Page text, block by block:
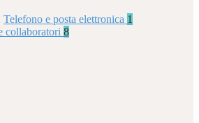
Telefono e posta elettronica 1
collaboratori 8